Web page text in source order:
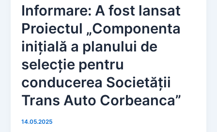
Informare: A fost lansat
Proiectul „Componenta
inițială a planului de
selecție pentru
conducerea Societății
Trans Auto Corbeanca”
14.05.2025